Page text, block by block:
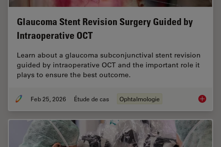
Glaucoma Stent Revision Surgery Guided by
Intraoperative OCT
Learn about a glaucoma subconjunctival stent revision
guided by intraoperative OCT and the important role it
plays to ensure the best outcome.
Feb 25, 2026 Étude de cas Ophtalmologie